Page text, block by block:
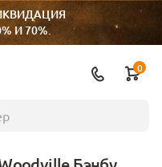
И 70%.
0